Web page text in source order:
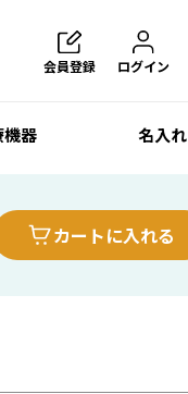
会員登録 ログイン
機器 名入れ
カートに入れる